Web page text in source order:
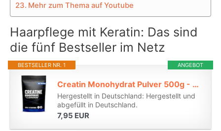
Mehr zum Thema auf Youtube
Haarpflege mit Keratin: Das sind
die fünf Bestseller im Netz
ANGEBOT
BESTSELLER NR. 1
Creatin Monohydrat Pulver 500g - Kreatin Monohydrat in mikronisierter Qualität 100% vegan - Laborgeprüft*
Hergestellt in Deutschland: Hergestellt und
abgefüllt in Deutschland.
7,95 EUR